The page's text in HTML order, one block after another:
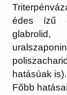
édes ízű
glabrolid,
hatásúak is).
Főbb